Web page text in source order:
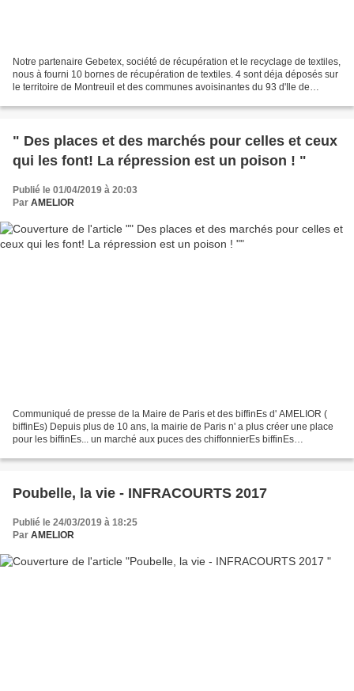
Notre partenaire Gebetex, société de récupération et le recyclage de textiles,
nous à fourni 10 bornes de récupération de textiles. 4 sont déja déposés sur
le territoire de Montreuil et des communes avoisinantes du 93 d'Ile de
" Des places et des marchés pour celles et ceux
qui les font! La répression est un poison ! "
Publié le 01/04/2019 à 20:03
Par AMELIOR
Communiqué de presse de la Maire de Paris et des biffinEs d' AMELIOR (
biffinEs) Depuis plus de 10 ans, la mairie de Paris n' a plus créer une place
pour les biffinEs... un marché aux puces des chiffonnierEs biffinEs
Poubelle, la vie - INFRACOURTS 2017
Publié le 24/03/2019 à 18:25
Par AMELIOR